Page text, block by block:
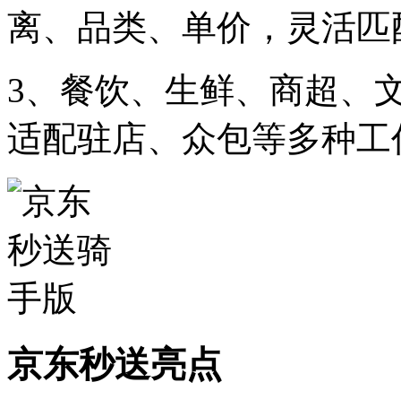
离、品类、单价，灵活
3、餐饮、生鲜、商超、
适配驻店、众包等多种
京东秒送亮点